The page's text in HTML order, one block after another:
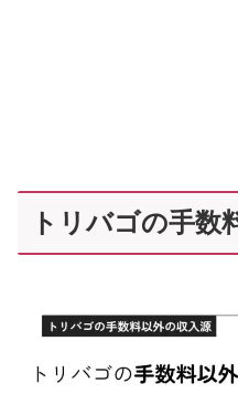
トリバゴの手数